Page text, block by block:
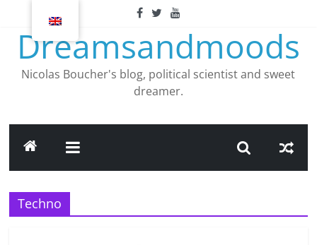
contentDreamsandmoods
Nicolas Boucher's blog, political scientist and sweet
dreamer.
Techno